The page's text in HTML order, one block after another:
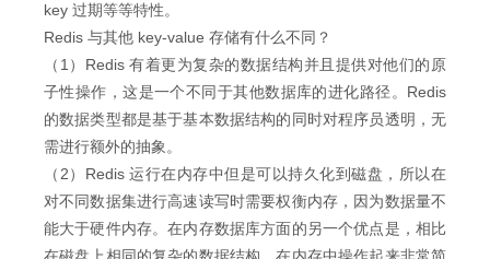
key 过期等等特性。
Redis 与其他 key-value 存储有什么不同？
（1）Redis 有着更为复杂的数据结构并且提供对他们的原
子性操作，这是一个不同于其他数据库的进化路径。Redis
的数据类型都是基于基本数据结构的同时对程序员透明，无
需进行额外的抽象。
（2）Redis 运行在内存中但是可以持久化到磁盘，所以在
对不同数据集进行高速读写时需要权衡内存，因为数据量不
能大于硬件内存。在内存数据库方面的另一个优点是，相比